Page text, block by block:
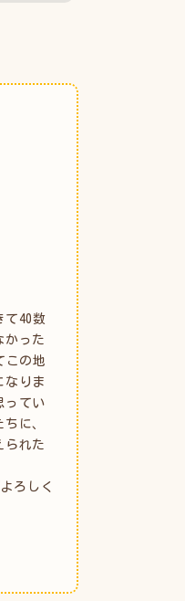
て40数
かった
この地
なりま
ってい
に、
られた
ろしく